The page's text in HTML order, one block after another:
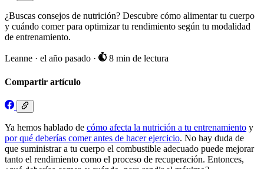
¿Buscas consejos de nutrición? Descubre cómo alimentar tu cuerpo
y cuándo comer para optimizar tu rendimiento según tu modalidad
de entrenamiento.
Leanne · el año pasado · 8 min de lectura
Compartir artículo
Ya hemos hablado de cómo afecta la nutrición a tu entrenamiento y
por qué deberías comer antes de hacer ejercicio. No hay duda de
que suministrar a tu cuerpo el combustible adecuado puede mejorar
tanto el rendimiento como el proceso de recuperación. Entonces,